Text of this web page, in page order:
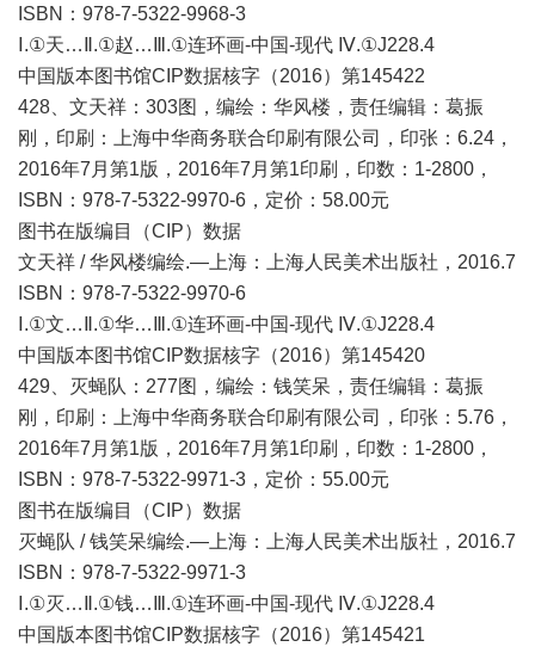
ISBN：978-7-5322-9968-3
Ⅰ.①天…Ⅱ.①赵…Ⅲ.①连环画-中国-现代 Ⅳ.①J228.4
中国版本图书馆CIP数据核字（2016）第145422
428、文天祥：303图，编绘：华风楼，责任编辑：葛振
刚，印刷：上海中华商务联合印刷有限公司，印张：6.24，
2016年7月第1版，2016年7月第1印刷，印数：1-2800，
ISBN：978-7-5322-9970-6，定价：58.00元
图书在版编目（CIP）数据
文天祥 / 华风楼编绘.—上海：上海人民美术出版社，2016.7
ISBN：978-7-5322-9970-6
Ⅰ.①文…Ⅱ.①华…Ⅲ.①连环画-中国-现代 Ⅳ.①J228.4
中国版本图书馆CIP数据核字（2016）第145420
429、灭蝇队：277图，编绘：钱笑呆，责任编辑：葛振
刚，印刷：上海中华商务联合印刷有限公司，印张：5.76，
2016年7月第1版，2016年7月第1印刷，印数：1-2800，
ISBN：978-7-5322-9971-3，定价：55.00元
图书在版编目（CIP）数据
灭蝇队 / 钱笑呆编绘.—上海：上海人民美术出版社，2016.7
ISBN：978-7-5322-9971-3
Ⅰ.①灭…Ⅱ.①钱…Ⅲ.①连环画-中国-现代 Ⅳ.①J228.4
中国版本图书馆CIP数据核字（2016）第145421